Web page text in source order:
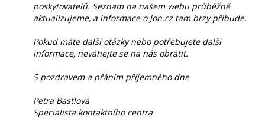
poskytovatelů. Seznam na našem webu průběžně
aktualizujeme, a informace o Jon.cz tam brzy přibude.
Pokud máte další otázky nebo potřebujete další
informace, neváhejte se na nás obrátit.
S pozdravem a přáním příjemného dne
Petra Bastlová
Specialista kontaktního centra